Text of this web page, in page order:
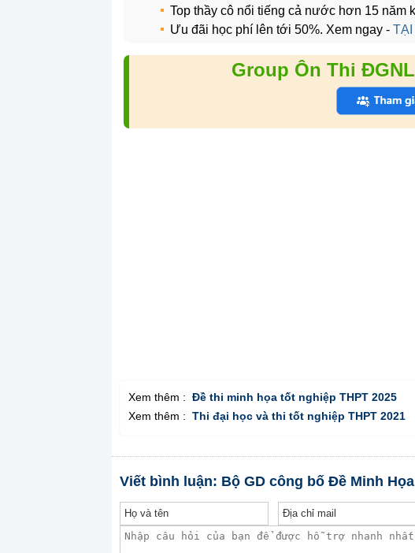
Top thầy cô nổi tiếng cả nước hơn 15 năm
Ưu đãi học phí lên tới 50%. Xem ngay -
Group Ôn Thi
Xem thêm : Đề thi minh họa tốt nghiệp THPT 2025
Xem thêm : Thi đại học và thi tốt nghiệp THPT 2021
Viết bình luận: Bộ GD công bố Đề Minh